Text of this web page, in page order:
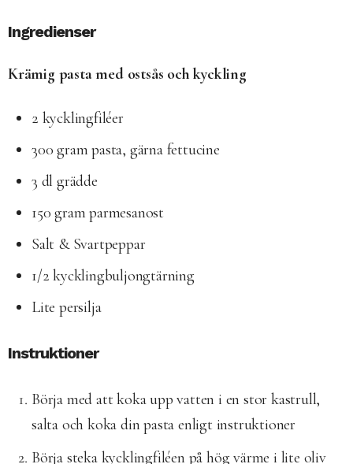
Ingredienser
Krämig pasta med ostsås och kyckling
2 kycklingfiléer
300 gram pasta, gärna fettucine
3 dl grädde
150 gram parmesanost
Salt & Svartpeppar
1/2 kycklingbuljongtärning
Lite persilja
Instruktioner
Börja med att koka upp vatten i en stor kastrull,
salta och koka din pasta enligt instruktioner
Börja steka kycklingfiléen på hög värme i lite oliv